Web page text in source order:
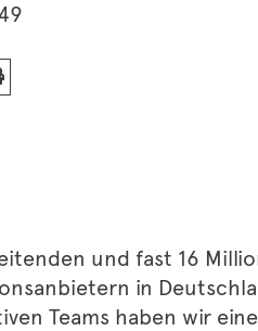
und fast 16
in
Teams haben wir